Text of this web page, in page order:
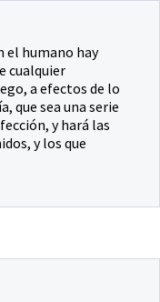
el humano hay
cualquier
a efectos de lo
que sea una serie
y hará las
y los que